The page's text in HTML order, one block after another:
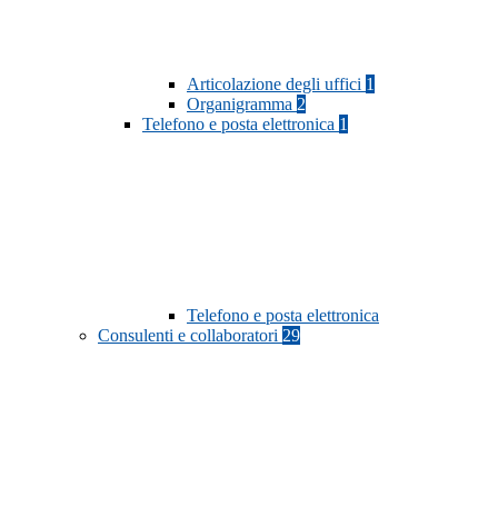
Articolazione degli uffici 1
Organigramma 2
Telefono e posta elettronica 1
Telefono e posta elettronica
Consulenti e collaboratori 29